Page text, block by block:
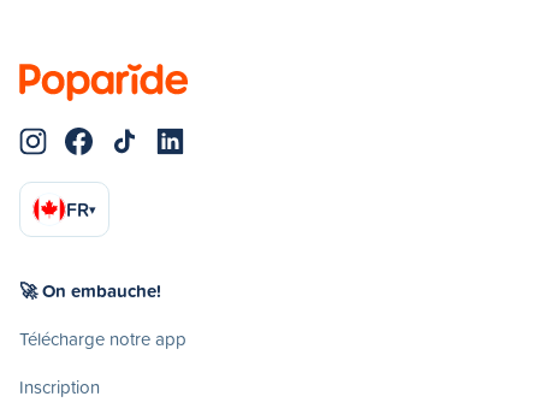
FR▾
🚀 On embauche!
Télécharge notre app
Inscription